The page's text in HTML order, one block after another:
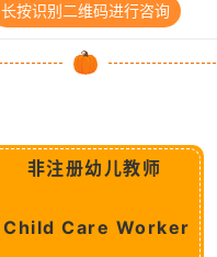
长按识别二维码进行咨询
非注册幼儿教师
Child Care Worker